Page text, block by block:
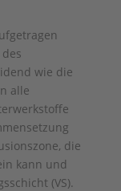
wie die
alle
die
kann und
(VS).